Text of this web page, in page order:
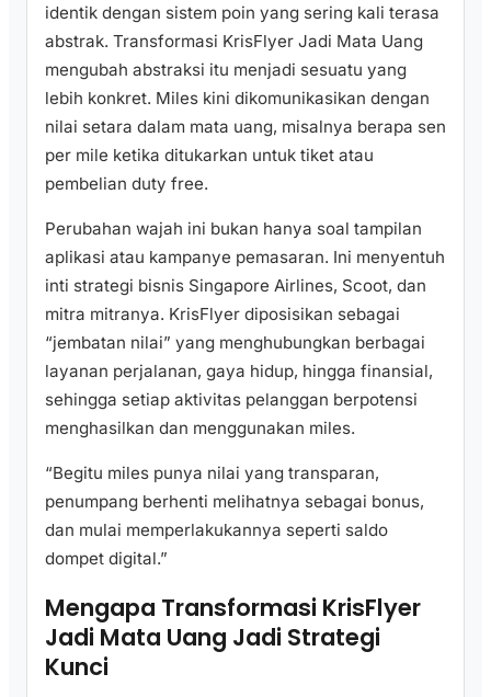
identik dengan sistem poin yang sering kali terasa
abstrak. Transformasi KrisFlyer Jadi Mata Uang
mengubah abstraksi itu menjadi sesuatu yang
lebih konkret. Miles kini dikomunikasikan dengan
nilai setara dalam mata uang, misalnya berapa sen
per mile ketika ditukarkan untuk tiket atau
pembelian duty free.
Perubahan wajah ini bukan hanya soal tampilan
aplikasi atau kampanye pemasaran. Ini menyentuh
inti strategi bisnis Singapore Airlines, Scoot, dan
mitra mitranya. KrisFlyer diposisikan sebagai
“jembatan nilai” yang menghubungkan berbagai
layanan perjalanan, gaya hidup, hingga finansial,
sehingga setiap aktivitas pelanggan berpotensi
menghasilkan dan menggunakan miles.
“Begitu miles punya nilai yang transparan,
penumpang berhenti melihatnya sebagai bonus,
dan mulai memperlakukannya seperti saldo
dompet digital.”
Mengapa Transformasi KrisFlyer
Jadi Mata Uang Jadi Strategi
Kunci